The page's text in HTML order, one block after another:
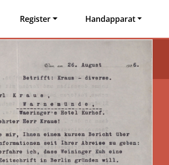
Register Handapparat